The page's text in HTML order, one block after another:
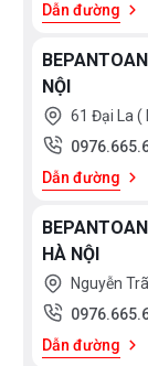
Dẫn đường
NỘI
61 Đại La (
Dẫn đường
HÀ NỘI
Nguyễn
Dẫn đường